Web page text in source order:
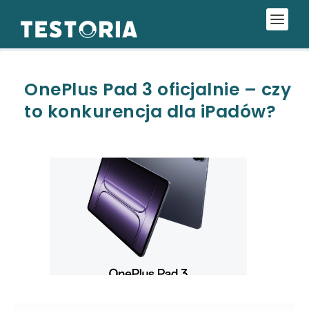
OnePlus Pad 3 oficjalnie – czy
to konkurencja dla iPadów?